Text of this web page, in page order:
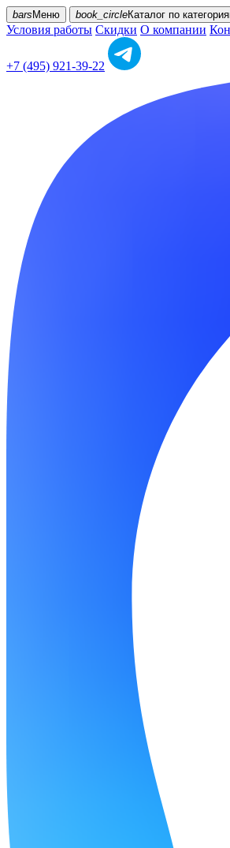
bars Меню book_circleКаталог по
Условия работы Скидки О компании
+7 (495) 921-39-22